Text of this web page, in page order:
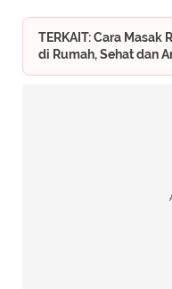
TERKAIT: Cara Masak
di Rumah, Sehat dan